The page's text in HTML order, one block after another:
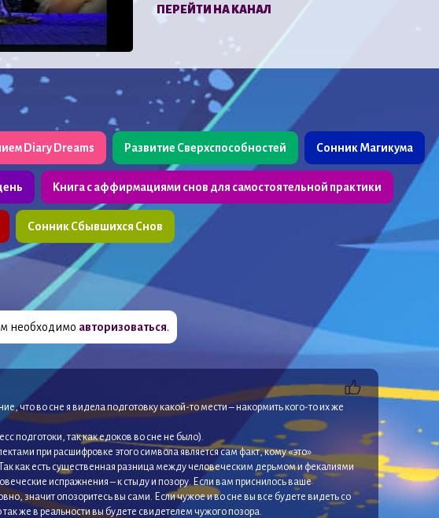
ПЕРЕЙТИ НА КАНАЛ
Diary Dreams Развитие Сверхспособностей Сонник Магикума
Книга с аффирмациями снов для самостоятельной практики
Сонник Сбывшихся Снов
необходимо авторизоваться.
что во сне я видела подготовку какой-то мести – накормить кого-то их же
подготоки, так как едоков во сне не было).
при расшифровке этого символа является сам факт, кому «это»
как есть существенная разница между человеческим дерьмом и фекалиями
испражнения – к стыду и позору. Если вам приснилось ваше
значит опозоритесь вы сами. Если чужое и во сне вы все будете видеть со
так же в реальности вы будете свидетелем чужого позора.